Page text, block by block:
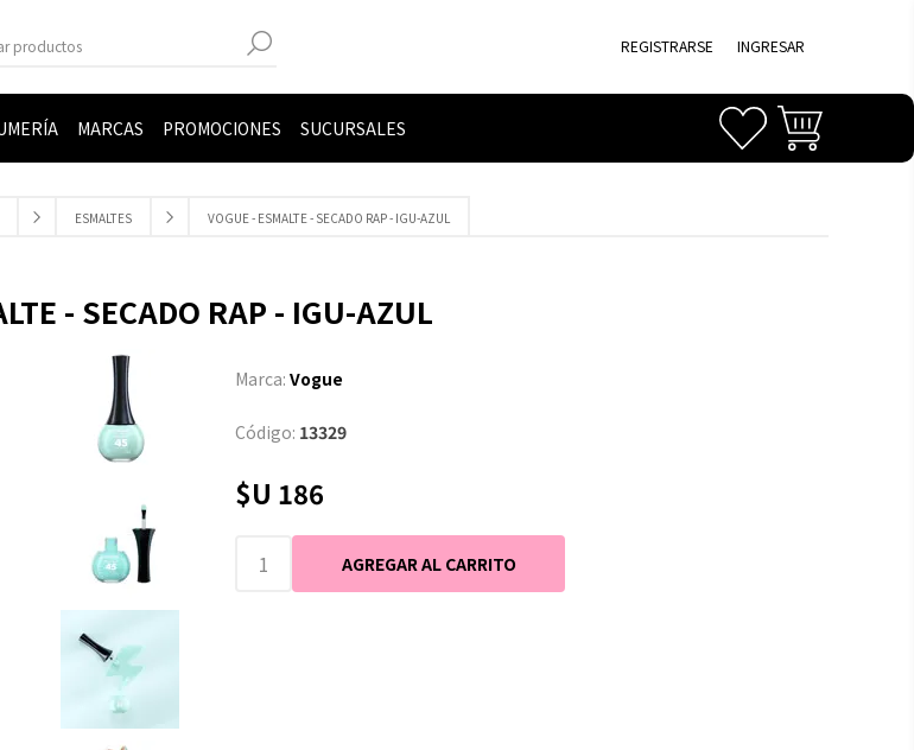
REGISTRARSE INGRESAR
MARCAS PROMOCIONES SUCURSALES
ESMALTES VOGUE - ESMALTE - SECADO RAP - IGU-AZUL
- SECADO RAP - IGU-AZUL
Marca: Vogue
Código: 13329
$U 186